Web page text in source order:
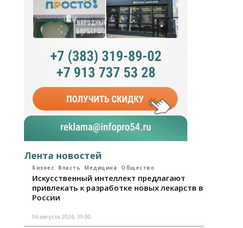
Лента новостей
Бизнес Власть Медицина Общество
Искусственный интеллект предлагают
привлекать к разработке новых лекарств в
России
06 августа 2026, 19:00